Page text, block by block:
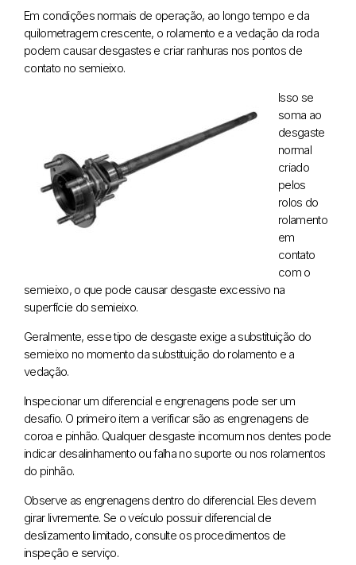
Em condições normais de operação, ao longo tempo e da
quilometragem crescente, o rolamento e a vedação da roda
podem causar desgastes e criar ranhuras nos pontos de
contato no semieixo.
Isso se
soma ao
desgaste
normal
criado
pelos
rolos do
rolamento
em
contato
com o
semieixo, o que pode causar desgaste excessivo na
superfície do semieixo.
Geralmente, esse tipo de desgaste exige a substituição do
semieixo no momento da substituição do rolamento e a
vedação.
Inspecionar um diferencial e engrenagens pode ser um
desafio. O primeiro item a verificar são as engrenagens de
coroa e pinhão. Qualquer desgaste incomum nos dentes pode
indicar desalinhamento ou falha no suporte ou nos rolamentos
do pinhão.
Observe as engrenagens dentro do diferencial. Eles devem
girar livremente. Se o veículo possuir diferencial de
deslizamento limitado, consulte os procedimentos de
inspeção e serviço.